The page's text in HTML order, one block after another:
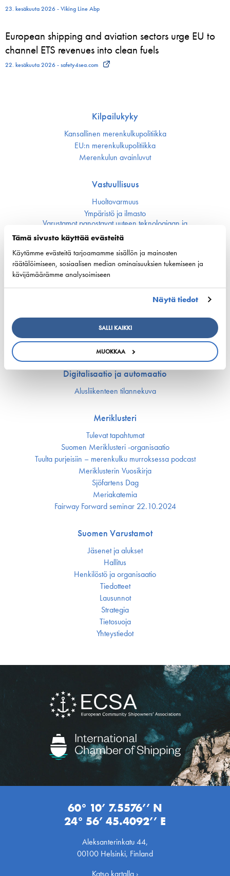
Tämä sivusto käyttää evästeitä
Käytämme evästeitä tarjoamamme sisällön ja mainosten
räätälöimiseen, sosiaalisen median ominaisuuksien tukemiseen ja
kävijämäärämme analysoimiseen
Näytä tiedot
SALLI KAIKKI
MUOKKAA
23. kesäkuuta 2026 - Viking Line Abp
European shipping and aviation sectors urge EU to
channel ETS revenues into clean fuels
22. kesäkuuta 2026 - safety4sea.com
Kilpailukyky
Kansallinen merenkulku­politiikka
EU:n merenkulku­politiikka
Merenkulun avainluvut
Vastuullisuus
Huoltovarmuus
Ympäristö ja ilmasto
Varustamot panostavat uuteen teknologiaan ja
Turvallisuus
Työmarkkinat ja osaaminen
Työmarkkina-asiat
Miehitys ja pätevyys­asiat
Suomen Varustamoiden Yrityskylä
Ship Happens: Tutustu merenkulkualan mahdollisuuksiin
Digitalisaatio ja automaatio
Alusliikenteen tilannekuva
Meriklusteri
Tulevat tapahtumat
Suomen Meriklusteri -organisaatio
Tuulta purjeisiin – merenkulku murroksessa podcast
Meriklusterin Vuosikirja
Sjöfartens Dag
Meriakatemia
Fairway Forward seminar 22.10.2024
Suomen Varustamot
Jäsenet ja alukset
Hallitus
Henkilöstö ja organisaatio
Tiedotteet
Lausunnot
Strategia
Tietosuoja
Yhteystiedot
60° 10’ 7.5576’’ N
24° 56’ 45.4092’’ E
Aleksanterinkatu 44,
00100 Helsinki, Finland